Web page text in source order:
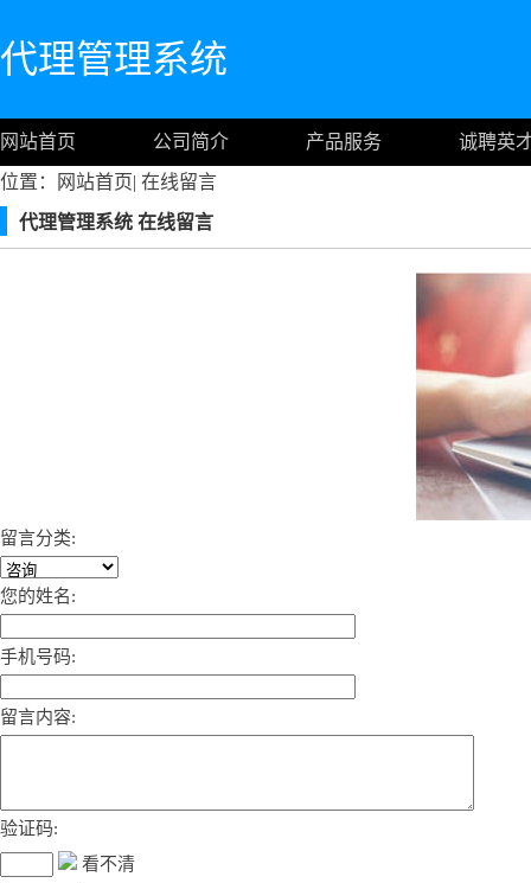
代理管理系统
网站首页 公司简介 产品服务
诚聘英
位置：
网站首页| 在线留言
代理管理系统 在线留言
留言分类:
您的姓名:
手机号码:
留言内容:
验证码:
看不清